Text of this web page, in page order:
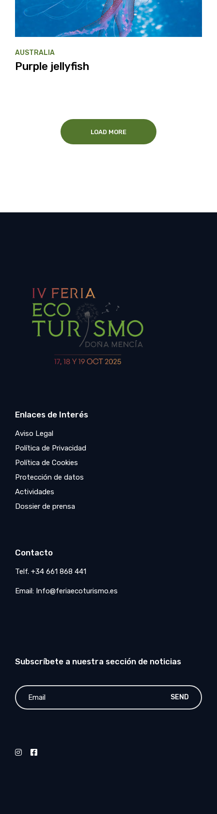
AUSTRALIA
Purple jellyfish
LOAD MORE
Enlaces de Interés
Aviso Legal
Política de Privacidad
Política de Cookies
Protección de datos
Actividades
Dossier de prensa
Contacto
Telf. +34 661 868 441
Email: Info@feriaecoturismo.es
Subscríbete a nuestra sección de noticias
SEND